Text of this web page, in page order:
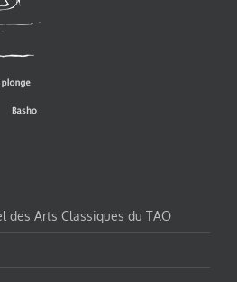
des Arts Classiques du TAO